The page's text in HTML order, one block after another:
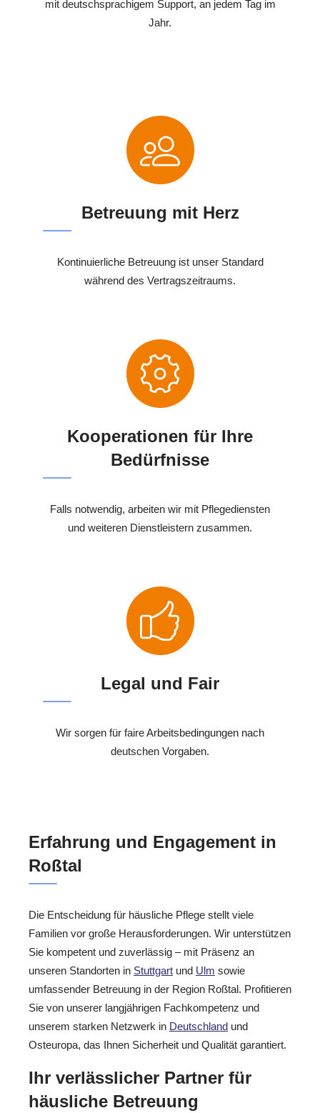
mit deutschsprachigem Support, an jedem Tag im
Jahr.
Betreuung mit Herz
Kontinuierliche Betreuung ist unser Standard
während des Vertragszeitraums.
Kooperationen für Ihre
Bedürfnisse
Falls notwendig, arbeiten wir mit Pflegediensten
und weiteren Dienstleistern zusammen.
Legal und Fair
Wir sorgen für faire Arbeitsbedingungen nach
deutschen Vorgaben.
Erfahrung und Engagement in
Roßtal
Die Entscheidung für häusliche Pflege stellt viele
Familien vor große Herausforderungen. Wir unterstützen
Sie kompetent und zuverlässig – mit Präsenz an
unseren Standorten in Stuttgart und Ulm sowie
umfassender Betreuung in der Region Roßtal. Profitieren
Sie von unserer langjährigen Fachkompetenz und
unserem starken Netzwerk in Deutschland und
Osteuropa, das Ihnen Sicherheit und Qualität garantiert.
Ihr verlässlicher Partner für
häusliche Betreuung